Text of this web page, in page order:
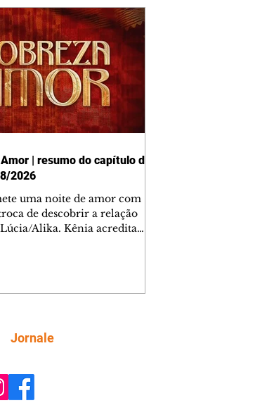
| resumo do capítulo de
2026
uma noite de amor com
de descobrir a relação
Alika. Kênia acredita
a possível jazida de
Virgínia provoca
Jornale